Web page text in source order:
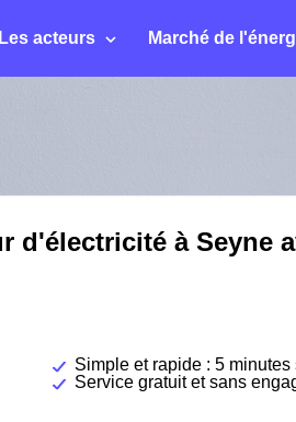
Les acteurs Marché de